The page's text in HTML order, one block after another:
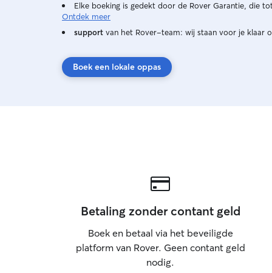
Elke boeking is gedekt door de Rover Garantie, die
Ontdek meer
support van het Rover-team: wij staan voor je klaar
Boek een lokale oppas
Betaling zonder contant geld
Boek en betaal via het beveiligde
platform van Rover. Geen contant geld
nodig.